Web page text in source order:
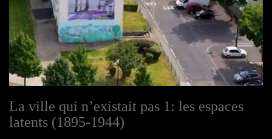
La ville qui n’existait pas 1: les espaces
latents (1895-1944)